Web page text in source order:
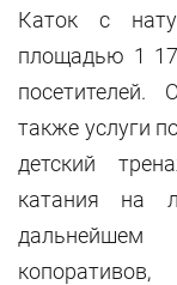
Каток с
площадью 1
посетителей.
также услуги
детский
катания на